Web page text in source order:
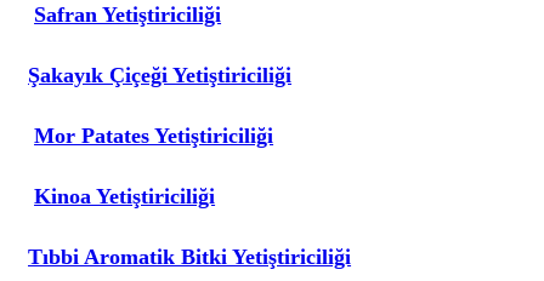
Safran Yetiştiriciliği
Şakayık Çiçeği Yetiştiriciliği
Mor Patates Yetiştiriciliği
Kinoa Yetiştiriciliği
Tıbbi Aromatik Bitki Yetiştiriciliği